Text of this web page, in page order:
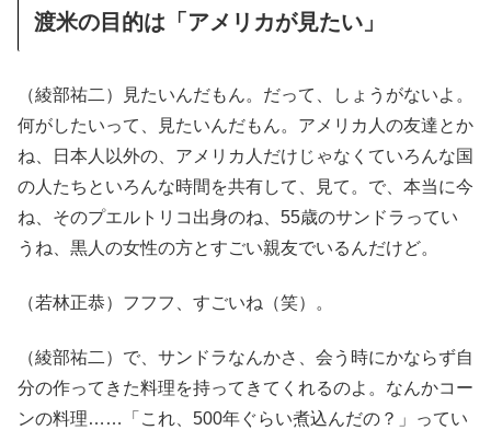
渡米の目的は「アメリカが見たい」
（綾部祐二）見たいんだもん。だって、しょうがないよ。
何がしたいって、見たいんだもん。アメリカ人の友達とか
ね、日本人以外の、アメリカ人だけじゃなくていろんな国
の人たちといろんな時間を共有して、見て。で、本当に今
ね、そのプエルトリコ出身のね、55歳のサンドラってい
うね、黒人の女性の方とすごい親友でいるんだけど。
（若林正恭）フフフ、すごいね（笑）。
（綾部祐二）で、サンドラなんかさ、会う時にかならず自
分の作ってきた料理を持ってきてくれるのよ。なんかコー
ンの料理……「これ、500年ぐらい煮込んだの？」ってい